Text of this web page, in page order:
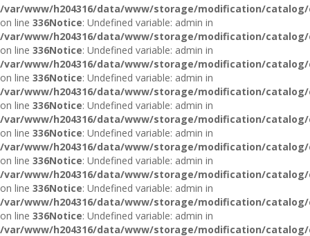
/var/www/h204316/data/www/storage/modification/
on line 336Notice: Undefined variable: admin in
/var/www/h204316/data/www/storage/modification/
on line 336Notice: Undefined variable: admin in
/var/www/h204316/data/www/storage/modification/
on line 336Notice: Undefined variable: admin in
/var/www/h204316/data/www/storage/modification/
on line 336Notice: Undefined variable: admin in
/var/www/h204316/data/www/storage/modification/
on line 336Notice: Undefined variable: admin in
/var/www/h204316/data/www/storage/modification/
on line 336Notice: Undefined variable: admin in
/var/www/h204316/data/www/storage/modification/
on line 336Notice: Undefined variable: admin in
/var/www/h204316/data/www/storage/modification/
on line 336Notice: Undefined variable: admin in
/var/www/h204316/data/www/storage/modification/